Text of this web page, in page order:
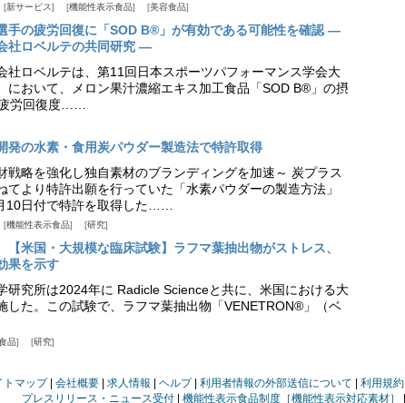
新サービス 機能性表示食品 美容食品
手の疲労回復に「SOD B®」が有効である可能性を確認 ―
社ロベルテの共同研究 ―
社ロベルテは、第11回日本スポーツパフォーマンス学会大
において、メロン果汁濃縮エキス加工食品「SOD B®」の摂
労回復度……
発の水素・食用炭パウダー製造法で特許取得
戦略を強化し独自素材のブランディングを加速～ 炭プラス
てより特許出願を行っていた「水素パウダーの製造方法」
10日付で特許を取得した……
機能性表示食品 研究
【米国・大規模な臨床試験】ラフマ葉抽出物がストレス、
果を示す
研究所は2024年に Radicle Scienceと共に、米国における大
した。この試験で、ラフマ葉抽出物「VENETRON®」（ベ
品 研究
トマップ 会社概要 求人情報 ヘルプ 利用者情報の外部送信について 利用規約
プレスリリース・ニュース受付
機能性表示食品制度［機能性表示対応素材］